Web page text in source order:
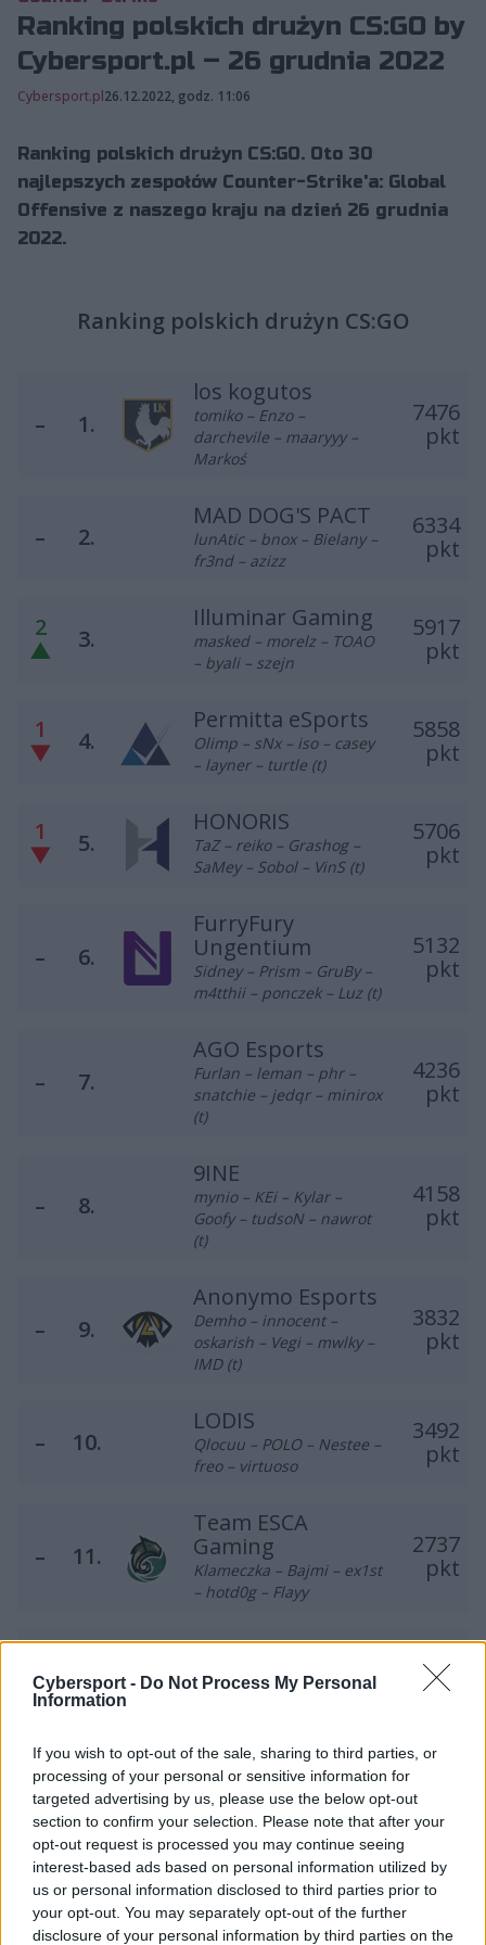
Cybersport - Do Not Process My Personal
Information
If you wish to opt-out of the sale, sharing to third parties, or
processing of your personal or sensitive information for
targeted advertising by us, please use the below opt-out
section to confirm your selection. Please note that after your
opt-out request is processed you may continue seeing
interest-based ads based on personal information utilized by
us or personal information disclosed to third parties prior to
your opt-out. You may separately opt-out of the further
disclosure of your personal information by third parties on the
Ranking polskich drużyn CS:GO by
Cybersport.pl – 26 grudnia 2022
Cybersport.pl26.12.2022, godz. 11:06
Ranking polskich drużyn CS:GO. Oto 30
najlepszych zespołów Counter-Strike'a: Global
Offensive z naszego kraju na dzień 26 grudnia
2022.
Ranking polskich drużyn CS:GO
– 1.
los kogutos
tomiko – Enzo –
darchevile – maaryyy –
Markoś
7476
pkt
– 2.
MAD DOG'S PACT
lunAtic – bnox – Bielany –
fr3nd – azizz
6334
pkt
2
▲
3.
Illuminar Gaming
masked – morelz – TOAO
– byali – szejn
5917
pkt
1
▼
4.
Permitta eSports
Olimp – sNx – iso – casey
– layner – turtle (t)
5858
pkt
1
▼
5.
HONORIS
TaZ – reiko – Grashog –
SaMey – Sobol – VinS (t)
5706
pkt
– 6.
FurryFury
Ungentium
Sidney – Prism – GruBy –
m4tthii – ponczek – Luz (t)
5132
pkt
– 7.
AGO Esports
Furlan – leman – phr –
snatchie – jedqr – minirox
(t)
4236
pkt
– 8.
9INE
mynio – KEi – Kylar –
Goofy – tudsoN – nawrot
(t)
4158
pkt
– 9.
Anonymo Esports
Demho – innocent –
oskarish – Vegi – mwlky –
IMD (t)
3832
pkt
– 10.
LODIS
Qlocuu – POLO – Nestee –
freo – virtuoso
3492
pkt
– 11.
Team ESCA
Gaming
Klameczka – Bajmi – ex1st
– hotd0g – Flayy
2737
pkt
–
ThunderFlash
pawkoem – maku – Mride
– BNK
2082
pkt
– 13.
MCE Gameexpert
nATSU – Lipton – bensty –
r1w – mchk
2020
1
▲
14.
Scou7 Gang
Boll – Brain – PeTeRoOo –
fanatyk – AntyVirus –
Hyper (t)
1579
pkt